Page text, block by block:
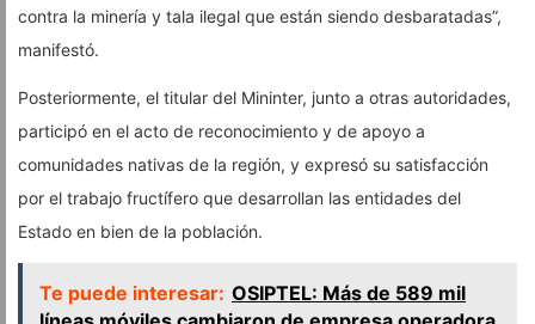
contra la minería y tala ilegal que están siendo desbaratadas”,
manifestó.
Posteriormente, el titular del Mininter, junto a otras autoridades,
participó en el acto de reconocimiento y de apoyo a
comunidades nativas de la región, y expresó su satisfacción
por el trabajo fructífero que desarrollan las entidades del
Estado en bien de la población.
Te puede interesar: OSIPTEL: Más de 589 mil